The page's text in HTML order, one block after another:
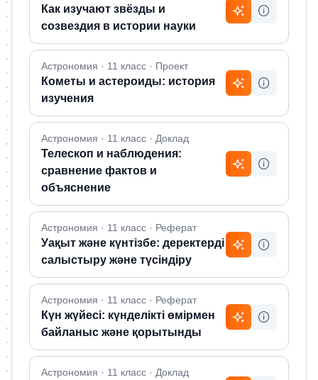
Как изучают звёзды и
созвездия в истории науки
Астрономия · 11 класс · Проект
Кометы и астероиды: история
изучения
Астрономия · 11 класс · Доклад
Телескоп и наблюдения:
сравнение фактов и
объяснение
Астрономия · 11 класс · Реферат
Уақыт және күнтізбе: деректерді
салыстыру және түсіндіру
Астрономия · 11 класс · Реферат
Күн жүйесі: күнделікті өмірмен
байланыс және қорытынды
Астрономия · 11 класс · Доклад